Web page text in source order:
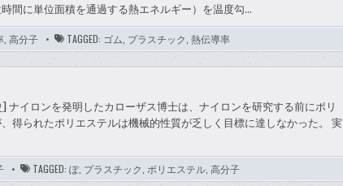
間に単位面積を通過する熱エネルギー）を温度勾…
, 高分子 TAGGED: ゴム プラスチック 熱伝導率
イロンを発明したカローザス博士は、ナイロンを研究する前にポリ
得られたポリエステルは機械的性質が乏しく目標に達しなかった。 実
TAGGED: ぽ, プラスチック ポリエステル, 高分子